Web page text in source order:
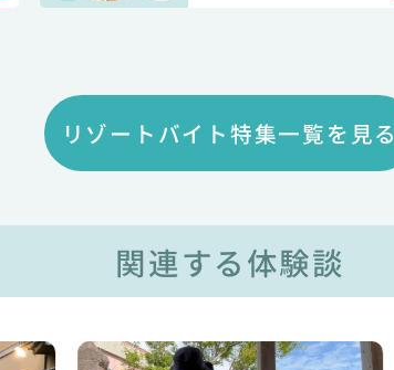
リゾートバイト特集一覧を見る
関連する体験談